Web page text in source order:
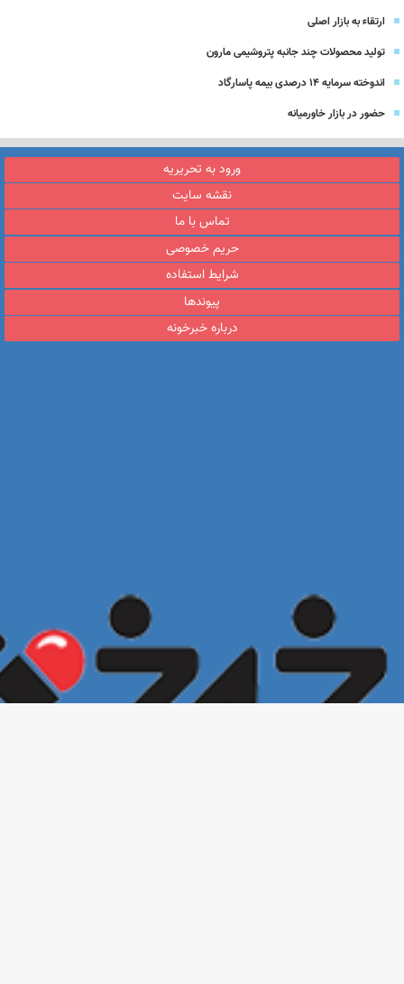
ارتقاء به بازار اصلی
تولید محصولات چند جانبه پتروشیمی مارون
اندوخته سرمایه 14 درصدی بیمه پاسارگاد
حضور در بازار خاورمیانه
ورود به تحریریه
نقشه سایت
تماس با ما
حریم خصوصی
شرایط استفاده
پیوندها
درباره خبرخونه